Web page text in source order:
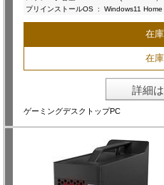
プリインストールOS : Windows11 Home
在
在
詳細
ゲーミングデスクトップPC